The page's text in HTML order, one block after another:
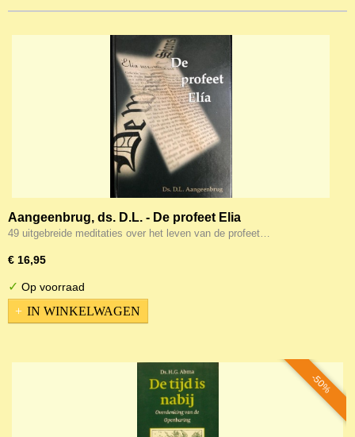
Aangeenbrug, ds. D.L. - De profeet Elia
49 uitgebreide meditaties over het leven van de profeet…
€ 16,95
✓ Op voorraad
IN WINKELWAGEN
-50%